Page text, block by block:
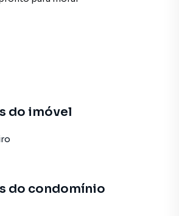
do prédio
região valorizada do bairro Cidade
Não encontrou o que procurava ou
do imóvel
do condomínio